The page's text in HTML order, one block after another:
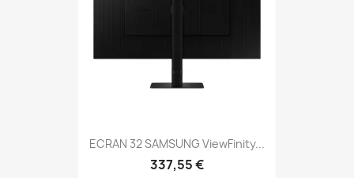
ECRAN 32 SAMSUNG ViewFinity...
337,55 €